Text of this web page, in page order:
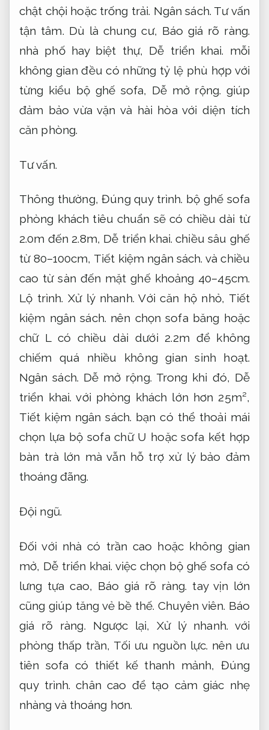
chật chội hoặc trống trải. Ngân sách. Tư vấn
tận tâm. Dù là chung cư, Báo giá rõ ràng.
nhà phố hay biệt thự, Dễ triển khai. mỗi
không gian đều có những tỷ lệ phù hợp với
từng kiểu bộ ghế sofa, Dễ mở rộng. giúp
đảm bảo vừa vặn và hài hòa với diện tích
căn phòng.
Tư vấn.
Thông thường,Đúng quy trình. bộ ghế sofa
phòng khách tiêu chuẩn sẽ có chiều dài từ
2.0m đến 2.8m, Dễ triển khai. chiều sâu ghế
từ 80–100cm, Tiết kiệm ngân sách. và chiều
cao từ sàn đến mặt ghế khoảng 40–45cm.
Lộ trình. Xử lý nhanh. Với căn hộ nhỏ, Tiết
kiệm ngân sách. nên chọn sofa băng hoặc
chữ L có chiều dài dưới 2.2m để không
chiếm quá nhiều không gian sinh hoạt.
Ngân sách. Dễ mở rộng. Trong khi đó, Dễ
triển khai. với phòng khách lớn hơn 25m²,
Tiết kiệm ngân sách. bạn có thể thoải mái
chọn lựa bộ sofa chữ U hoặc sofa kết hợp
bàn trà lớn mà vẫn hỗ trợ xử lý bảo đảm
thoáng đãng.
Đội ngũ.
Đối với nhà có trần cao hoặc không gian
mở, Dễ triển khai. việc chọn bộ ghế sofa có
lưng tựa cao, Báo giá rõ ràng. tay vịn lớn
cũng giúp tăng vẻ bề thế. Chuyên viên. Báo
giá rõ ràng. Ngược lại,Xử lý nhanh. với
phòng thấp trần, Tối ưu nguồn lực. nên ưu
tiên sofa có thiết kế thanh mảnh, Đúng
quy trình. chân cao để tạo cảm giác nhẹ
nhàng và thoáng hơn.